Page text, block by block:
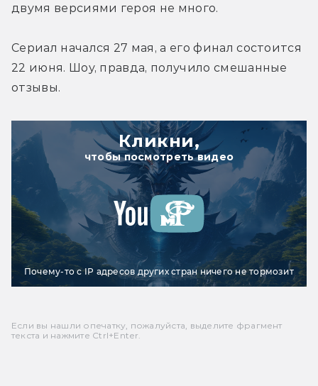
двумя версиями героя не много.
Сериал начался 27 мая, а его финал состоится
22 июня. Шоу, правда, получило смешанные
отзывы.
Кликни,
чтобы посмотреть видео
Почему-то с IP адресов других стран ничего не тормозит
Если вы нашли опечатку, пожалуйста, выделите фрагмент
текста и нажмите Ctrl+Enter.